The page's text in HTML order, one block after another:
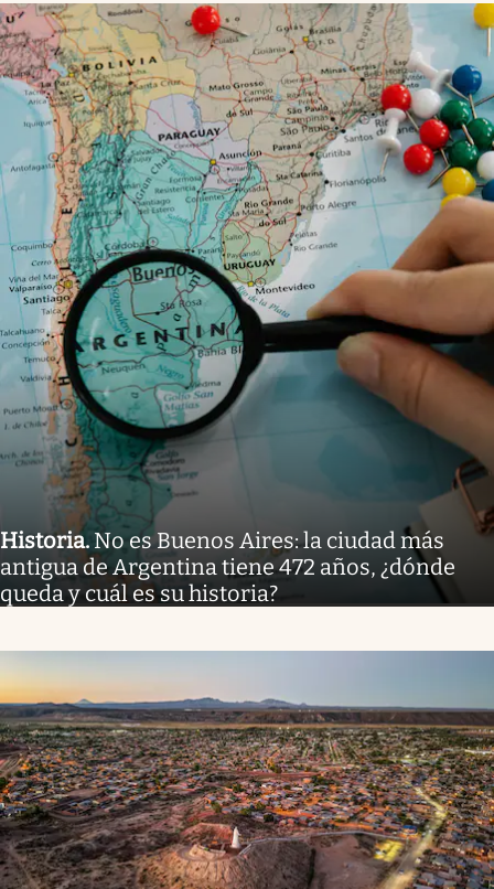
Historia. No es Buenos Aires: la ciudad más
antigua de Argentina tiene 472 años, ¿dónde
queda y cuál es su historia?